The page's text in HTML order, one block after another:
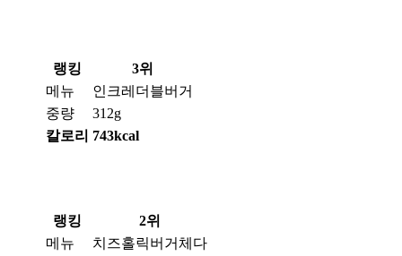
랭킹
3위
메뉴
인크레더블버거
중량
312g
칼로리 743kcal
랭킹
2위
메뉴
치즈홀릭버거체다